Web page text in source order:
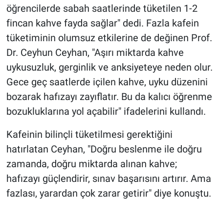
öğrencilerde sabah saatlerinde tüketilen 1-2
fincan kahve fayda sağlar" dedi. Fazla kafein
tüketiminin olumsuz etkilerine de değinen Prof.
Dr. Ceyhun Ceyhan, "Aşırı miktarda kahve
uykusuzluk, gerginlik ve anksiyeteye neden olur.
Gece geç saatlerde içilen kahve, uyku düzenini
bozarak hafızayı zayıflatır. Bu da kalıcı öğrenme
bozukluklarına yol açabilir" ifadelerini kullandı.
Kafeinin bilinçli tüketilmesi gerektiğini
hatırlatan Ceyhan, "Doğru beslenme ile doğru
zamanda, doğru miktarda alınan kahve;
hafızayı güçlendirir, sınav başarısını artırır. Ama
fazlası, yarardan çok zarar getirir" diye konuştu.